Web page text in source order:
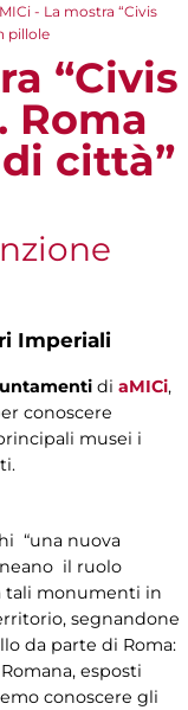
- La mostra “Civis
pillole
“Civis
Roma
città”
Imperiali
di aMICi,
conoscere
musei i
“una nuova
il ruolo
tali monumenti in
segnandone
da parte di Roma:
esposti
conoscere gli